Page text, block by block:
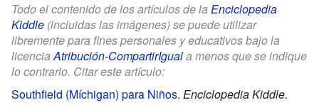
Todo el contenido de los artículos de la Enciclopedia
Kiddle (incluidas las imágenes) se puede utilizar
libremente para fines personales y educativos bajo la
licenciaAtribución-CompartirIguala menos que se indique
lo contrario. Citar este artículo:
Southfield (Míchigan) para Niños. Enciclopedia Kiddle.